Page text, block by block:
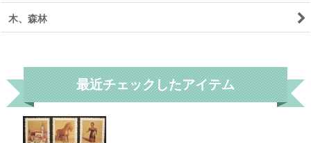
木、森林
最近チェックしたアイテム